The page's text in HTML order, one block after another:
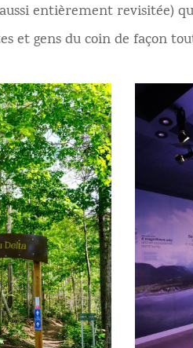
entièrement revisitée)
et gens du coin de façon